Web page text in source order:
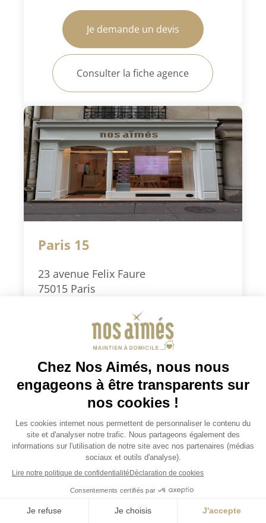
Je demande un devis JOBS / EMPLOIS
Je demande un devis
Consulter la fiche agence
Paris 15
23 avenue Felix Faure
75015 Paris
paris15@nosaimes.fr
Secteurs d’intervention : Paris Sud
(5e, 6e, 7e, 13e, 14e, 15e) et 92 Sud
(Montrouge, Clamart, Vanves,
Malakoff, Châtillon)
Je demande un devis
Consulter la fiche agence